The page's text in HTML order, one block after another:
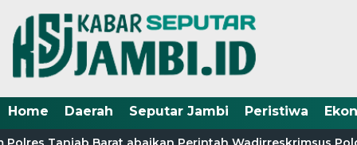
Home Daerah Seputar Jambi Peristiwa